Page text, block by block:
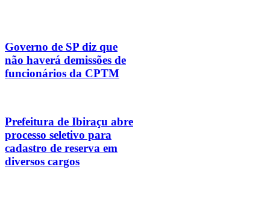
Governo de SP diz que
não haverá demissões de
funcionários da CPTM
Prefeitura de Ibiraçu abre
processo seletivo para
cadastro de reserva em
diversos cargos